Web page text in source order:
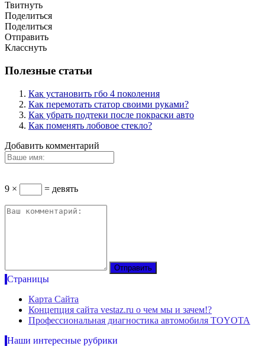
Твитнуть
Поделиться
Поделиться
Отправить
Класснуть
Полезные статьи
Как установить гбо 4 поколения
Как перемотать статор своими руками?
Как убрать подтеки после покраски авто
Как поменять лобовое стекло?
Добавить комментарий
9 × = девять
Страницы
Карта Сайта
Концепция сайта vestaz.ru о чем мы и зачем!?
Профессиональная диагностика автомобиля TOYOTA
Наши интересные рубрики